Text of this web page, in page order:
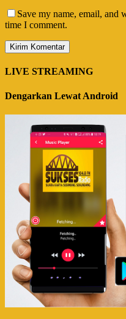
Save my name, email, and
time I comment.
LIVE STREAMING
Dengarkan Lewat Android